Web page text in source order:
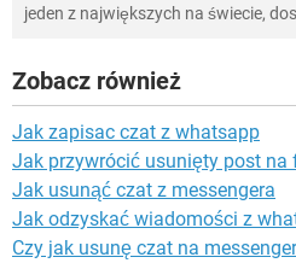
jeden z największych na świecie,
Zobacz również
Jak zapisac czat z whatsapp
Jak przywrócić usunięty post na
Jak usunąć czat z messengera
Jak odzyskać wiadomości z
Czy jak usunę czat na